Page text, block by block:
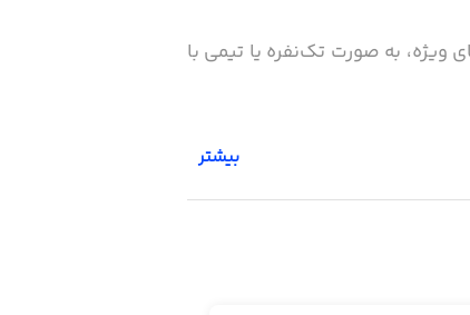
ویژه، به صورت تک‌نفره یا تیمی با
شرافت و ثروت مسابقه داده و به
بیشتر